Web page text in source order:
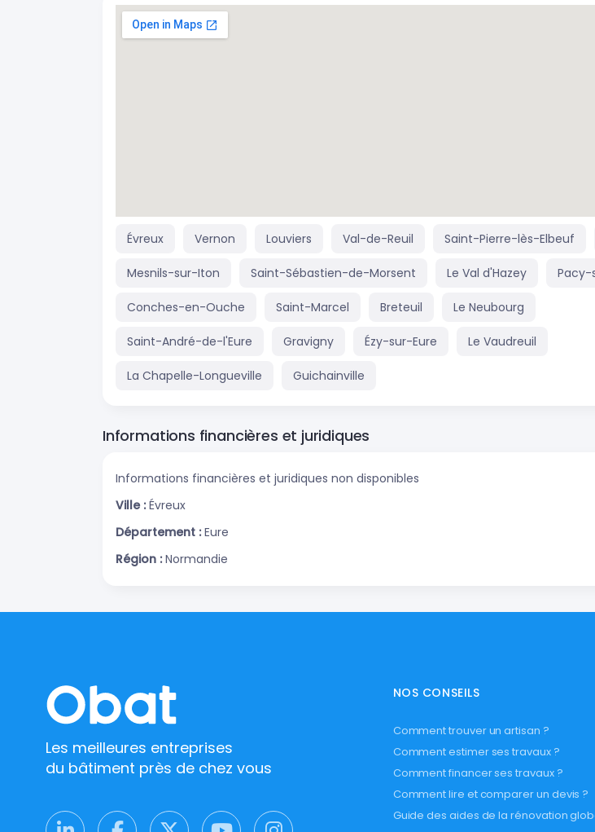
Évreux Vernon Louviers Val-de-Reuil Saint-Pierre-lès-Elbeuf
Mesnils-sur-Iton Saint-Sébastien-de-Morsent Le Val d'Hazey Pacy-
Conches-en-Ouche Saint-Marcel Breteuil Le Neubourg
Saint-André-de-l'Eure Gravigny Ézy-sur-Eure Le Vaudreuil
La Chapelle-Longueville Guichainville
Informations financières et juridiques
Informations financières et juridiques non disponibles
Ville : Évreux
Département : Eure
Région : Normandie
Les meilleures entreprises
du bâtiment près de chez vous
NOS CONSEILS
Comment trouver un artisan ?
Comment estimer ses travaux ?
Comment financer ses travaux ?
Comment lire et comparer un devis ?
Guide des aides de la rénovation